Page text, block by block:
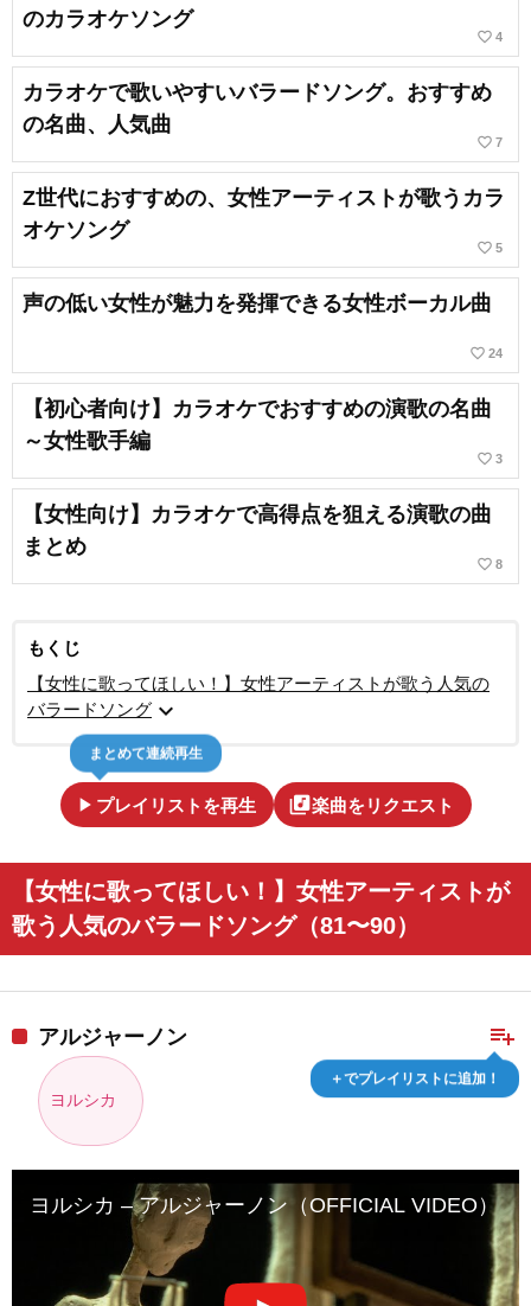
のカラオケソング
favorite_border 4
カラオケで歌いやすいバラードソング。おすすめ
の名曲、人気曲
favorite_border 7
Z世代におすすめの、女性アーティストが歌うカラ
オケソング
favorite_border 5
声の低い女性が魅力を発揮できる女性ボーカル曲
favorite_border 24
【初心者向け】カラオケでおすすめの演歌の名曲
～女性歌手編
favorite_border 3
【女性向け】カラオケで高得点を狙える演歌の曲
まとめ
favorite_border 8
もくじ
【女性に歌ってほしい！】女性アーティストが歌う人気の
バラードソング expand_more
play_arrow プレイリストを再生
まとめて連続再生
library_music楽曲をリクエスト
【女性に歌ってほしい！】女性アーティストが
歌う人気のバラードソング（81〜90）
playlist_add
＋でプレイリストに追加！
アルジャーノン
ヨルシカ
ヨルシカ – アルジャーノン（OFFICIAL VIDEO）